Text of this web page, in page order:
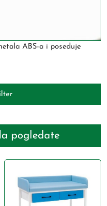
ABS-a i poseduje
pogledate